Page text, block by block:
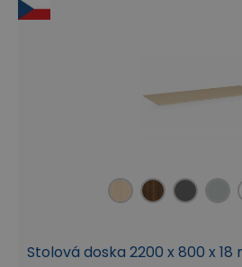
Stolová doska 2200 x 800 x 18